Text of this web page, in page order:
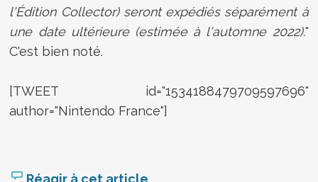
l'Édition Collector) seront expédiés séparément à
une date ultérieure (estimée à l'automne 2022)."
C'est bien noté.
[TWEET id="1534188479709597696"
author="Nintendo France"]
Réagir à cet article